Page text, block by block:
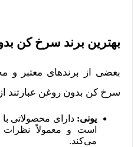
بهترین برند سرخ کن
بعضی از برندهای معتبر و
سرخ کن بدون روغن عبارتند
یونی: دارای محصولاتی
است و معمولاً نظرات
می‌کند.